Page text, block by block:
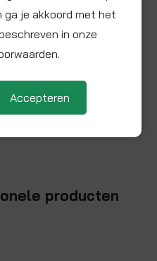
bij 20°C
producten
je akkoord met het
in onze
Accepteren